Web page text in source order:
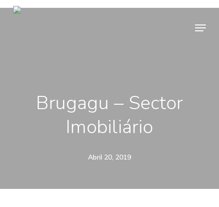
Skip
Menu
Brugagu – Sector
Imobiliário
Abril 20, 2019